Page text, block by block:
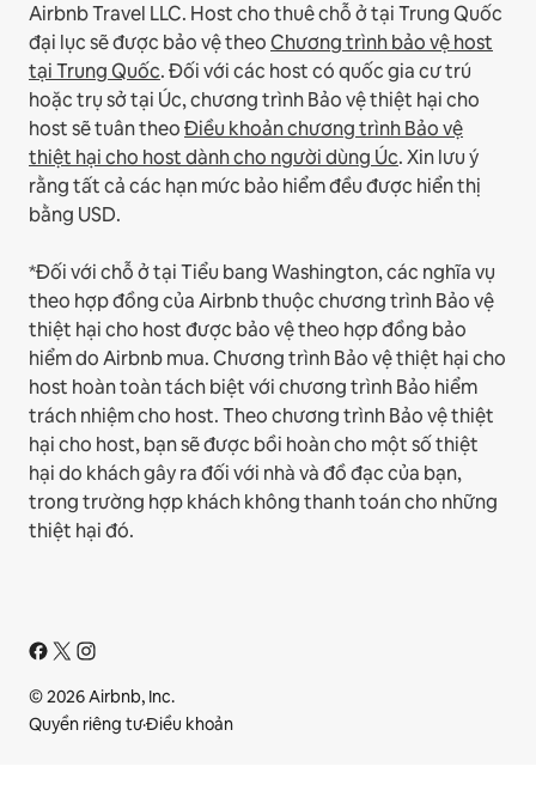
Airbnb Travel LLC. Host cho thuê chỗ ở tại Trung Quốc
đại lục sẽ được bảo vệ theoChương trình bảo vệ host
tại Trung Quốc.Đối với các host có quốc gia cư trú
hoặc trụ sở tại Úc, chương trình Bảo vệ thiệt hại cho
host sẽ tuân theoĐiều khoản chương trình Bảo vệ
thiệt hại cho host dành cho người dùng Úc. Xin lưu ý
rằng tất cả các hạn mức bảo hiểm đều được hiển thị
bằng USD.
*Đối với chỗ ở tại Tiểu bang Washington, các nghĩa vụ
theo hợp đồng của Airbnb thuộc chương trình Bảo vệ
thiệt hại cho host được bảo vệ theo hợp đồng bảo
hiểm do Airbnb mua. Chương trình Bảo vệ thiệt hại cho
host hoàn toàn tách biệt với chương trình Bảo hiểm
trách nhiệm cho host. Theo chương trình Bảo vệ thiệt
hại cho host, bạn sẽ được bồi hoàn cho một số thiệt
hại do khách gây ra đối với nhà và đồ đạc của bạn,
trong trường hợp khách không thanh toán cho những
thiệt hại đó.
© 2026 Airbnb, Inc.
Quyền riêng tư·Điều khoản